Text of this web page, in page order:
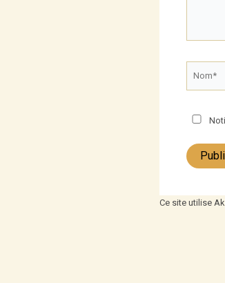
Ce site utilise